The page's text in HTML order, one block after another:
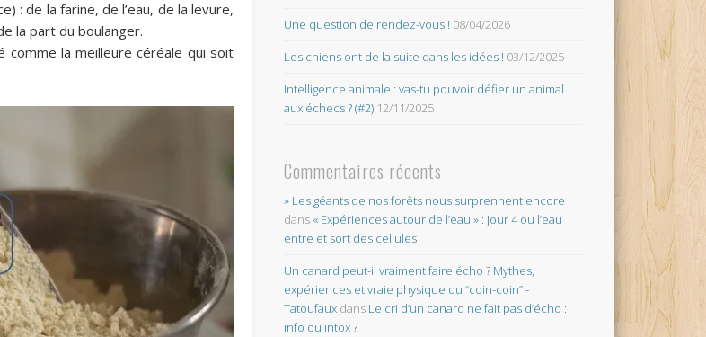
: de la farine, de l’eau, de la levure,
la part du boulanger.
comme la meilleure céréale qui soit
Une question de rendez-vous ! 08/04/2026
Les chiens ont de la suite dans les idées ! 03/12/2025
Intelligence animale : vas-tu pouvoir défier un animal
aux échecs ? (#2) 12/11/2025
Commentaires récents
» Les géants de nos forêts nous surprennent encore !
dans « Expériences autour de l’eau » : Jour 4 ou l’eau
entre et sort des cellules
Un canard peut-il vraiment faire écho ? Mythes,
expériences et vraie physique du “coin-coin” -
Tatoufaux dans Le cri d’un canard ne fait pas d’écho :
info ou intox ?